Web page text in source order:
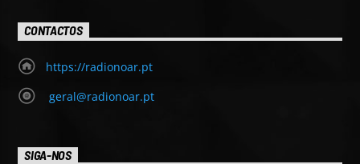
CONTACTOS
https://radionoar.pt
geral@radionoar.pt
SIGA-NOS